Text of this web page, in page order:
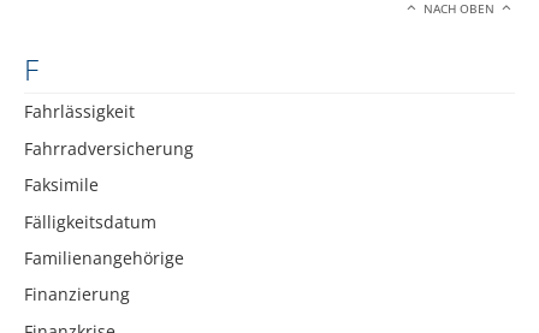
NACH OBEN
F
Fahrlässigkeit
Fahrradversicherung
Faksimile
Fälligkeitsdatum
Familienangehörige
Finanzierung